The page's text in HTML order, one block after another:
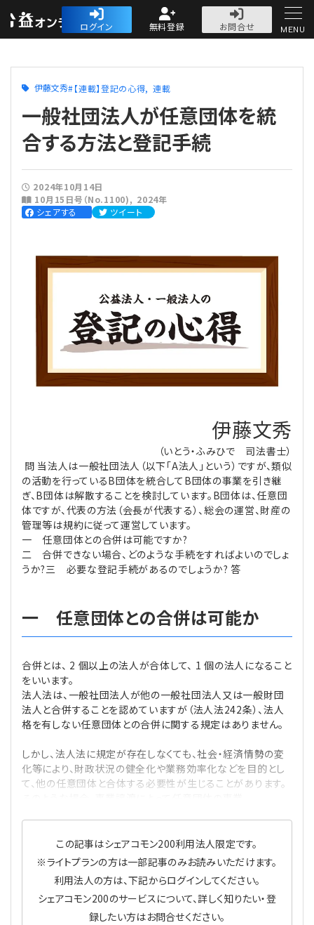
公益・一般法人オ
ログイン 無料登録
お問合せ
人気記事
法人運営
理事会
評議員会・社員総会
理事・監事
評議員
定款関連
法改正-法人運営
会計・税務
定期提出書類
会計処理
寄附
インボイス
電子帳簿保存法
労務管理
給与計算
利益相反取引
法改正-法務
経営
IT
論壇
カレンダー
NEWS・TOPIC・特報
【連載】オピニオンリーダーのnote
【連載】公益法人運営実務の処方箋
【連載】公益法人会計検定試験一問一答
【連載】公益法人のための「新公益信託」活用戦略
【連載】これからの時代の資産運用
【連載】採用・定着・育成のための人事戦略
【連載】事例に学ぶ立入検査で想定される指摘事項
【連載】シェアコモン200インタビュー
【連載】実務と税務のポイント
【連載】事務局だよりPLUS
【連載】テーマで紐解く逆引きガイドライン
【連載】悩みと向き合う経営学
【連載】非営利法人AtoZei
【連載】労務管理の歩き方
【連載】AI活用のすすめ
【連載】IT実務一問一答
公益・一般法人オンラインとは
登録案内
専門誌一覧
プライバシーポリシー
MENU
伊藤文秀 【連載】登記の心得 連載
一般社団法人が任意団体を統
合する方法と登記手続
2024年10月14日
10月15日号（No.1100)
2024年
シェアする
ツイート
伊藤文秀
（いとう・ふみひで 司法書士）
問 当法人は一般社団法人（以下「A法人」という）ですが、類似
の活動を行っているB団体を統合してB団体の事業を引き継
ぎ、B団体は解散することを検討しています。B団体は、任意団
体ですが、代表の方法（会長が代表する）、総会の運営、財産の
管理等は規約に従って運営しています。
一 任意団体との合併は可能ですか?
二 合併できない場合、どのような手続をすればよいのでしょ
うか?三 必要な登記手続があるのでしょうか? 答
一 任意団体との合併は可能か
合併とは、 2 個以上の法人が合体して、 1 個の法人になること
をいいます。
法人法は、一般社団法人が他の一般社団法人又は一般財団
法人と合併することを認めていますが（法人法242条）、法人
格を有しない任意団体との合併に関する規定はありません。
しかし、法人法に規定が存在しなくても、社会・経済情勢の変
化等により、財政状況の健全化や業務効率化などを目的とし
て、他の任意団体と合体する必要性が生じることがあります。
この記事はシェアコモン200利用法人限定です。
※ライトプランの方は一部記事のみお読みいただけます。
利用法人の方は、下記からログインしてください。
シェアコモン200のサービスについて、詳しく知りたい・登
録したい方はお問合せください。